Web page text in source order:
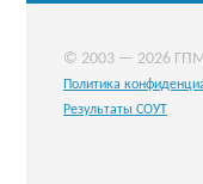
© 2003 — 2026
Политика
Результаты СОУТ